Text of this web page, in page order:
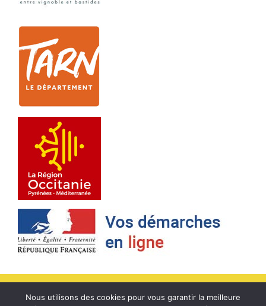
de confidentialité/ www.Service-public.fr
Nous utilisons des cookies pour vous garantir la meilleure